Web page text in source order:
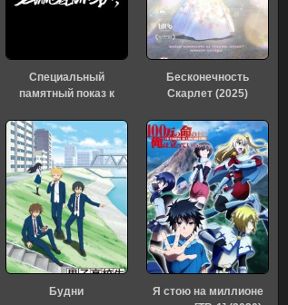
Специальный
памятный показ к
«Евангелиона» (2026)
Бесконечность
Скарлет (2025)
Будни
Я стою на миллионе